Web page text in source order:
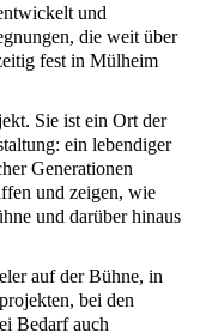
und
die weit über
fest in Mülheim
Sie ist ein Ort der
ein lebendiger
Generationen
und zeigen, wie
und darüber hinaus
auf der Bühne, in
bei den
Bedarf auch